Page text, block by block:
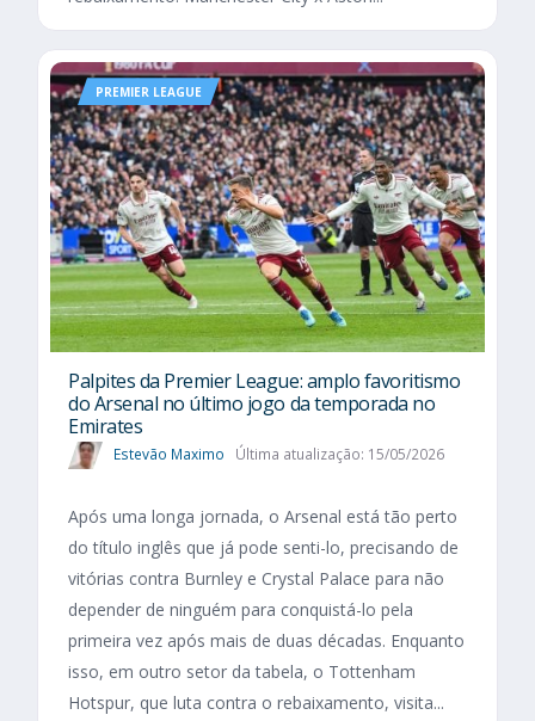
PREMIER LEAGUE
Palpites da Premier League: amplo favoritismo
do Arsenal no último jogo da temporada no
Emirates
Estevão Maximo Última atualização: 15/05/2026
Após uma longa jornada, o Arsenal está tão perto
do título inglês que já pode senti-lo, precisando de
vitórias contra Burnley e Crystal Palace para não
depender de ninguém para conquistá-lo pela
primeira vez após mais de duas décadas. Enquanto
isso, em outro setor da tabela, o Tottenham
Hotspur, que luta contra o rebaixamento, visita...